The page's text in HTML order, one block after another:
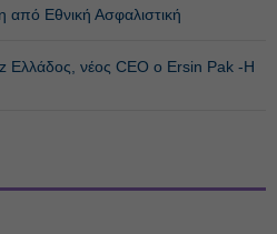
από Εθνική Ασφαλιστική
Ελλάδος, νέος CEO ο Ersin Pak -Η